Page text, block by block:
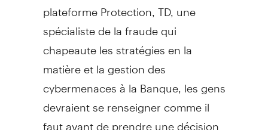
plateforme Protection, TD, une
spécialiste de la fraude qui
chapeaute les stratégies en la
matière et la gestion des
cybermenaces à la Banque, les gens
devraient se renseigner comme il
faut avant de prendre une décision